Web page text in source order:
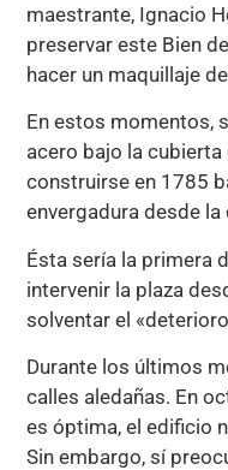
maestrante, Ignacio
preservar este Bien
hacer un maquillaje
En estos momentos,
acero bajo la
construirse en 1785
envergadura desde
Ésta sería la primera
intervenir la plaza
solventar el
Durante los últimos
calles aledañas. En
es óptima, el edificio
Sin embargo, sí